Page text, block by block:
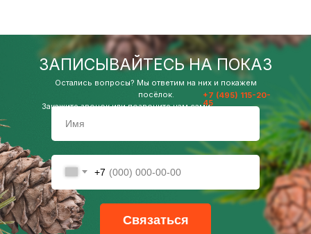
ЗАПИСЫВАЙТЕСЬ НА ПОКАЗ
+7
Связаться
Остались вопросы? Мы ответим на них и покажем
посёлок.
Закажите звонок или позвоните нам сами:
+7 (495) 115-20-
45